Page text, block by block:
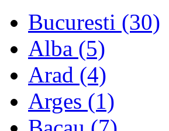
Bucuresti (30)
Alba (5)
Arad (4)
Arges (1)